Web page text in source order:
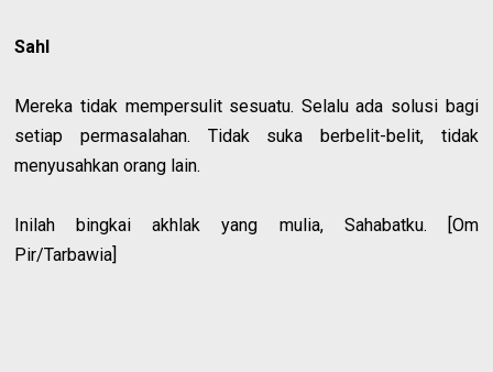
Sahl
Mereka tidak mempersulit sesuatu. Selalu ada solusi bagi
setiap permasalahan. Tidak suka berbelit-belit, tidak
menyusahkan orang lain.
Inilah bingkai akhlak yang mulia, Sahabatku. [Om
Pir/Tarbawia]